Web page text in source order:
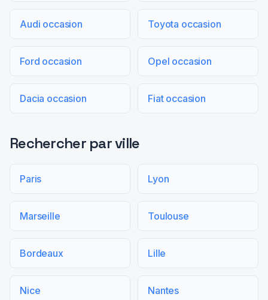
Audi occasion Toyota occasion
Ford occasion Opel occasion
Dacia occasion Fiat occasion
Rechercher par ville
Paris Lyon
Marseille Toulouse
Bordeaux Lille
Nice Nantes